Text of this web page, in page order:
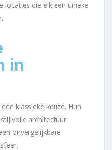
locaties die elk een unieke
in
klassieke keuze. Hun
architectuur
onvergelijkbare